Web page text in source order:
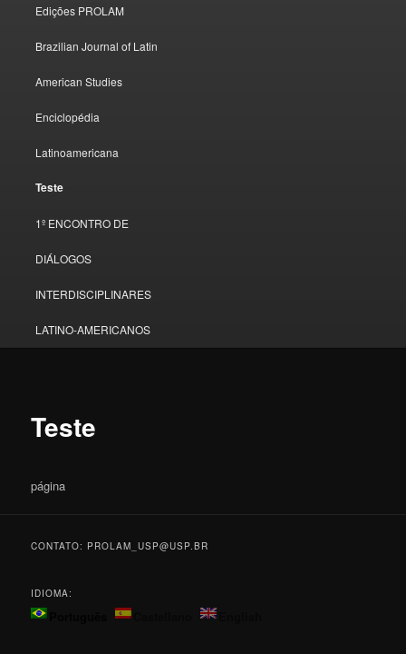
Edições PROLAM
Brazilian Journal of Latin
American Studies
Enciclopédia
Latinoamericana
Teste
1º ENCONTRO DE
DIÁLOGOS
INTERDISCIPLINARES
LATINO-AMERICANOS
Teste
página
CONTATO: PROLAM_USP@USP.BR
IDIOMA: